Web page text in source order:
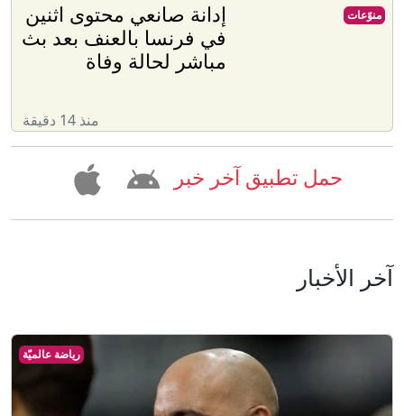
إدانة صانعي محتوى اثنين
في فرنسا بالعنف بعد بث
مباشر لحالة وفاة
منذ 14 دقيقة
منوّعات
حمل تطبيق آخر خبر
آخر الأخبار
رياضة عالميّة